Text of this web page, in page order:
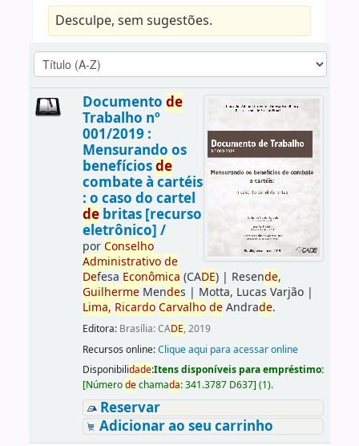
Desculpe, sem sugestões.
Documento de
Trabalho nº
001/2019 :
Mensurando os
benefíciosde
combate à cartéis
: o caso do cartel
debritas [recurso
eletrônico] /
porConselho
Administrativo de
Defesa Econômica (CADE)| Resende,
GuilhermeMendes | Motta, Lucas Varjão|
Lima, Ricardo Carvalho deAndrade.
Editora: Brasília: CADE, 2019
Recursos online:Clique aqui para acessar online
Disponibilidade:Itens disponíveis para empréstimo:
[Númerodechamada:341.3787 D637] (1).
Reservar
Adicionar ao seu carrinho